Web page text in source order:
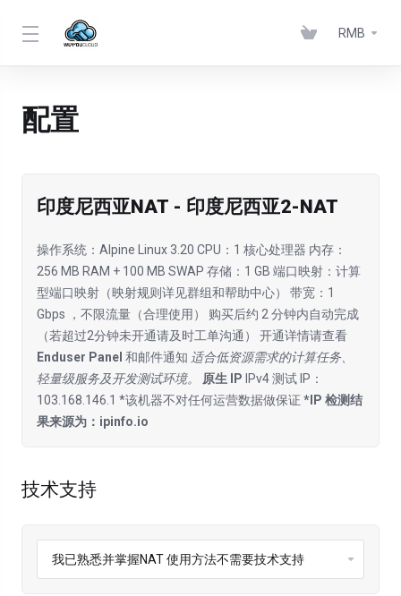
RMB
配置
印度尼西亚NAT - 印度尼西亚2-NAT
操作系统：Alpine Linux 3.20 CPU：1 核心处理器 内存：
256 MB RAM + 100 MB SWAP 存储：1 GB 端口映射：计算
型端口映射（映射规则详见群组和帮助中心） 带宽：1
Gbps ，不限流量（合理使用） 购买后约 2 分钟内自动完成
（若超过2分钟未开通请及时工单沟通） 开通详情请查看
Enduser Panel 和邮件通知 适合低资源需求的计算任务、
轻量级服务及开发测试环境。
原生 IP IPv4 测试 IP：
103.168.146.1 *该机器不对任何运营数据做保证 *IP 检测结
果来源为：ipinfo.io
技术支持